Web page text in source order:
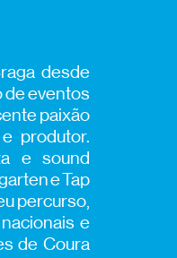
desde
de eventos
paixão
produtor.
e sound
e Tap
percurso,
e
de Coura